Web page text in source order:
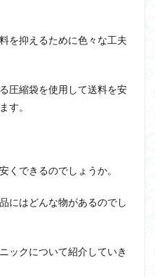
を抑えるために色々な工夫
圧縮袋を使用して送料を安
す。
くできるのでしょうか。
にはどんな物があるのでし
ックについて紹介していき